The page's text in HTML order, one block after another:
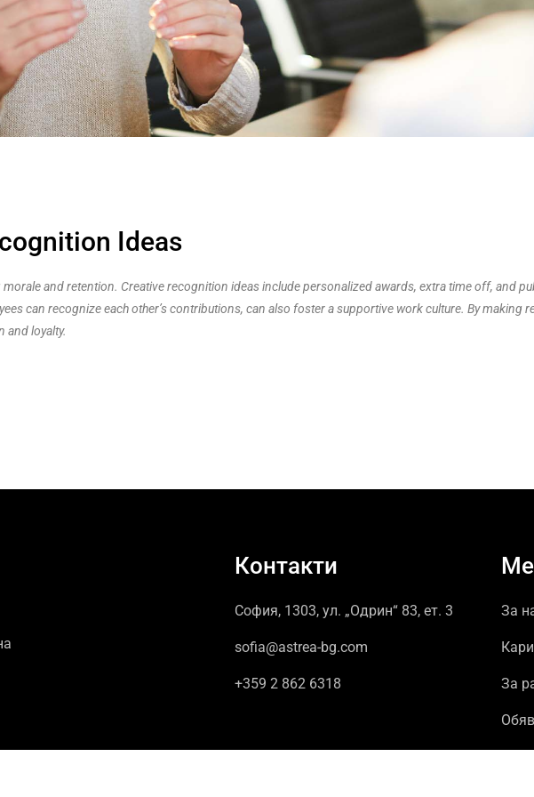
Ideas
and retention. Creative recognition ideas include personalized awards, extra time off, and
can recognize each other’s contributions, can also foster a supportive work culture. By making
and loyalty.
Контакти
София, 1303, ул. „Одрин“ 83, ет. 3
sofia@astrea-bg.com
+359 2 862 6318
За
За